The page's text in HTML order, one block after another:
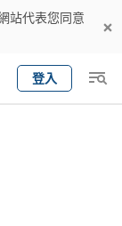
站代表您同意
登入